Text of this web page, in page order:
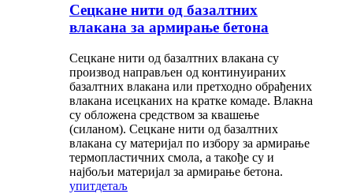
Сецкане нити од базалтних
влакана за армирање бетона
Сецкане нити од базалтних влакана су
производ направљен од континуираних
базалтних влакана или претходно обрађених
влакана исецканих на кратке комаде. Влакна
су обложена средством за квашење
(силаном). Сецкане нити од базалтних
влакана су материјал по избору за армирање
термопластичних смола, а такође су и
најбољи материјал за армирање бетона.
упитдетаљ